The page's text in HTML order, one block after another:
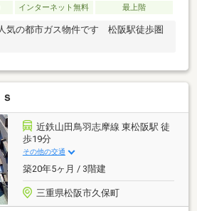
インターネット無料 最上階
気の都市ガス物件です 松阪駅徒歩圏
近鉄山田鳥羽志摩線 東松阪駅 徒
歩19分
その他の交通
築20年5ヶ月 / 3階建
三重県松阪市久保町